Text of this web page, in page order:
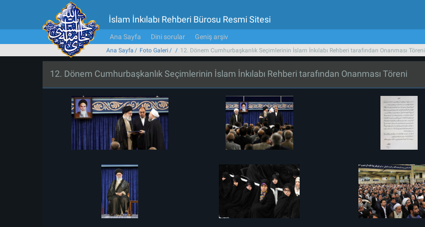
İslam İnkılabı Rehberi Bürosu Resmi Sitesi
Ana Sayfa Dini sorular Geniş arşiv
Ana Sayfa Foto Galeri 12. Dönem Cumhurbaşkanlık Seçimlerinin İslam İnkılabı Rehberi tarafından Onanması Töreni
12. Dönem Cumhurbaşkanlık Seçimlerinin İslam İnkılabı Rehberi tarafından Onanması Töreni